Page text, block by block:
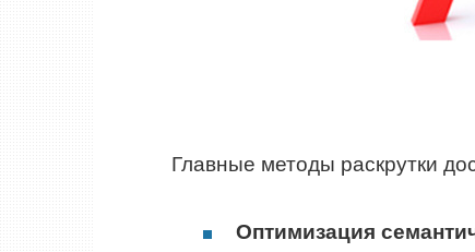
Главные методы раскрутки
Оптимизация